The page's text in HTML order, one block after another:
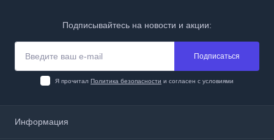
Подписывайтесь на новости и акции:
Подписаться
Я прочитал Политика безопасности и согласен с условиями
Информация